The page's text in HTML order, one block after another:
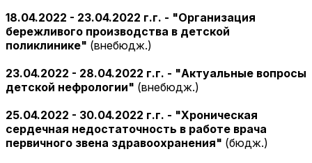
18.04.2022 - 23.04.2022 г.г. - "Организация
бережливого производства в детской
поликлинике" (внебюдж.)
23.04.2022 - 28.04.2022 г.г. - "Актуальные вопросы
детской нефрологии" (внебюдж.)
25.04.2022 - 30.04.2022 г.г. - "Хроническая
сердечная недостаточность в работе врача
первичного звена здравоохранения" (бюдж.)